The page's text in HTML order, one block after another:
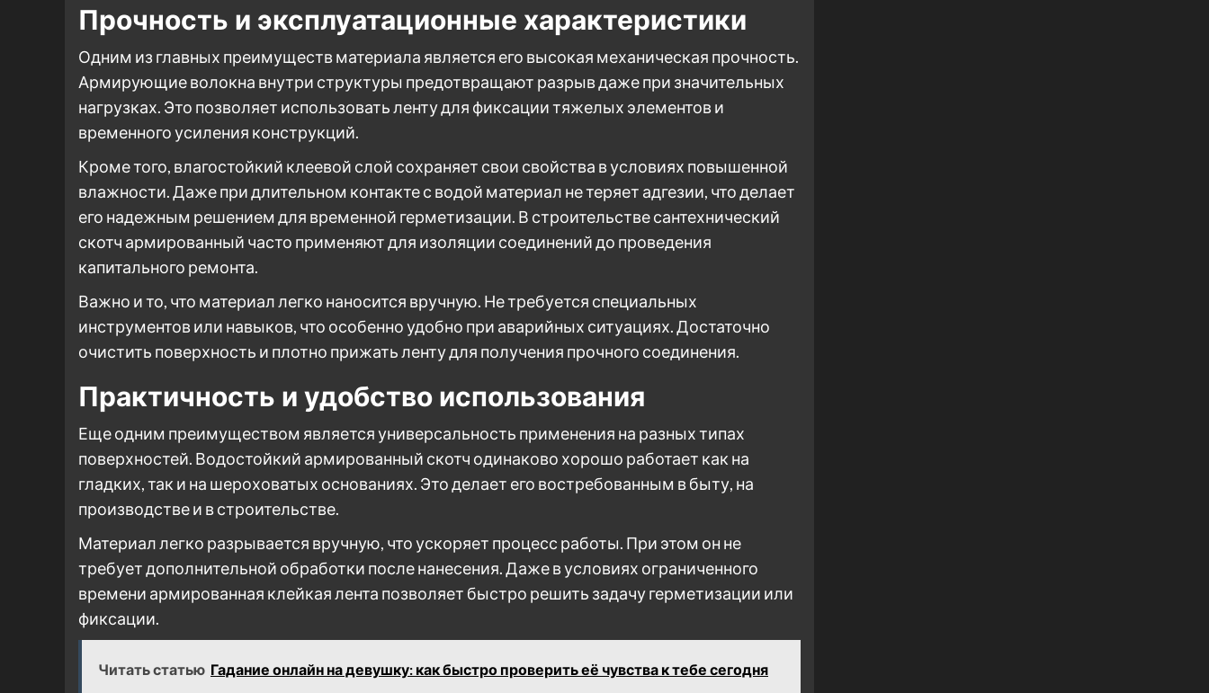
Прочность и эксплуатационные характеристики
Одним из главных преимуществ материала является его высокая механическая прочность.
Армирующие волокна внутри структуры предотвращают разрыв даже при значительных
нагрузках. Это позволяет использовать ленту для фиксации тяжелых элементов и
временного усиления конструкций.
Кроме того, влагостойкий клеевой слой сохраняет свои свойства в условиях повышенной
влажности. Даже при длительном контакте с водой материал не теряет адгезии, что делает
его надежным решением для временной герметизации. В строительстве сантехнический
скотч армированный часто применяют для изоляции соединений до проведения
капитального ремонта.
Важно и то, что материал легко наносится вручную. Не требуется специальных
инструментов или навыков, что особенно удобно при аварийных ситуациях. Достаточно
очистить поверхность и плотно прижать ленту для получения прочного соединения.
Практичность и удобство использования
Еще одним преимуществом является универсальность применения на разных типах
поверхностей. Водостойкий армированный скотч одинаково хорошо работает как на
гладких, так и на шероховатых основаниях. Это делает его востребованным в быту, на
производстве и в строительстве.
Материал легко разрывается вручную, что ускоряет процесс работы. При этом он не
требует дополнительной обработки после нанесения. Даже в условиях ограниченного
времени армированная клейкая лента позволяет быстро решить задачу герметизации или
фиксации.
Читать статью Гадание онлайн на девушку: как быстро проверить её чувства к тебе сегодня